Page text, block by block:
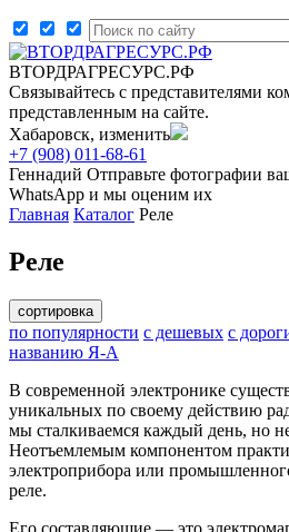
ВТОРДРАГРЕСУРС.РФ
Связывайтесь с представителями
представленным на сайте.
Хабаровск, изменить
+7 (908) 011-68-61
Геннадий Отправьте фотографии
WhatsApp и мы оценим их
Главная Каталог Реле
Реле
сортировка
по популярности с дешевых с
названию Я-А
В современной электронике
уникальных по своему действию
мы сталкиваемся каждый день, но
Неотъемлемым компонентом
электроприбора или
реле.
Его составляющие — это